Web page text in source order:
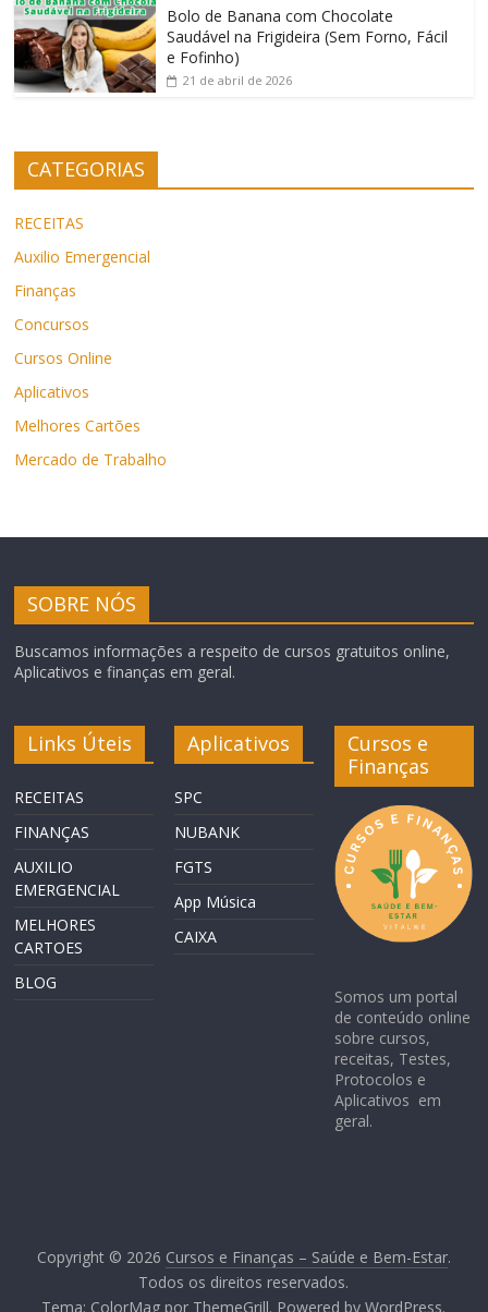
Bolo de Banana com Chocolate
Saudável na Frigideira (Sem Forno, Fácil
e Fofinho)
21 de abril de 2026
CATEGORIAS
RECEITAS
Auxilio Emergencial
Finanças
Concursos
Cursos Online
Aplicativos
Melhores Cartões
Mercado de Trabalho
SOBRE NÓS
Buscamos informações a respeito de cursos gratuitos online,
Aplicativos e finanças em geral.
Links Úteis
RECEITAS
FINANÇAS
AUXILIO
EMERGENCIAL
MELHORES
CARTOES
BLOG
Aplicativos
SPC
NUBANK
FGTS
App Música
CAIXA
Cursos e
Finanças
Somos um portal
de conteúdo online
sobre cursos,
receitas, Testes,
Protocolos e
Aplicativos em
geral.
Copyright © 2026 Cursos e Finanças – Saúde e Bem-Estar.
Todos os direitos reservados.
Tema: ColorMag por ThemeGrill. Powered byWordPress.